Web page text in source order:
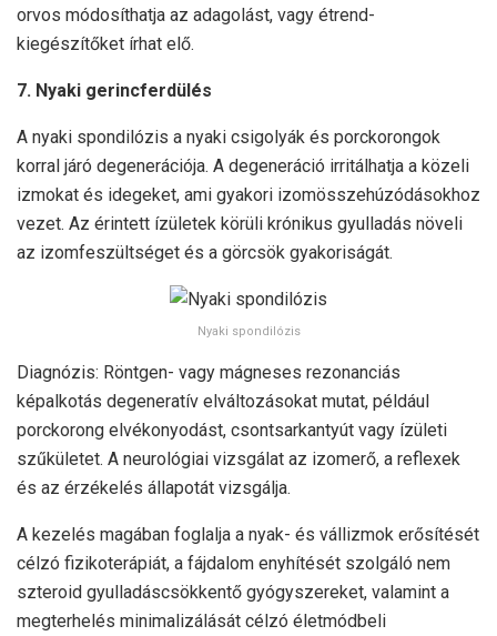
orvos módosíthatja az adagolást, vagy étrend-
kiegészítőket írhat elő.
7. Nyaki gerincferdülés
A nyaki spondilózis a nyaki csigolyák és porckorongok
korral járó degenerációja. A degeneráció irritálhatja a közeli
izmokat és idegeket, ami gyakori izomösszehúzódásokhoz
vezet. Az érintett ízületek körüli krónikus gyulladás növeli
az izomfeszültséget és a görcsök gyakoriságát.
Nyaki spondilózis
Diagnózis: Röntgen- vagy mágneses rezonanciás
képalkotás degeneratív elváltozásokat mutat, például
porckorong elvékonyodást, csontsarkantyút vagy ízületi
szűkületet. A neurológiai vizsgálat az izomerő, a reflexek
és az érzékelés állapotát vizsgálja.
A kezelés magában foglalja a nyak- és vállizmok erősítését
célzó fizikoterápiát, a fájdalom enyhítését szolgáló nem
szteroid gyulladáscsökkentő gyógyszereket, valamint a
megterhelés minimalizálását célzó életmódbeli